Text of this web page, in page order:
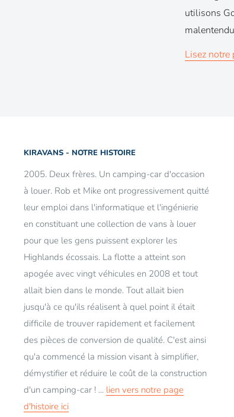
utilisons
Lisez
KIRAVANS - NOTRE HISTOIRE
2005. Deux frères. Un camping-car d'occasion
à louer. Rob et Mike ont progressivement quitté
leur emploi dans l'informatique et l'ingénierie
en constituant une collection de vans à louer
pour que les gens puissent explorer les
Highlands écossais. La flotte a atteint son
apogée avec vingt véhicules en 2008 et tout
allait bien dans le monde. Tout allait bien
jusqu'à ce qu'ils réalisent à quel point il était
difficile de trouver rapidement et facilement
des pièces de conversion de qualité. C'est ainsi
qu'a commencé la mission visant à simplifier,
démystifier et réduire le coût de la construction
d'un camping-car ! ... lien vers notre page
d'histoire ici